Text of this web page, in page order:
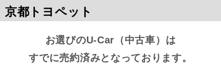
京都トヨペット
お選びのU-Car（中古車）は
すでに売約済みとなっております。